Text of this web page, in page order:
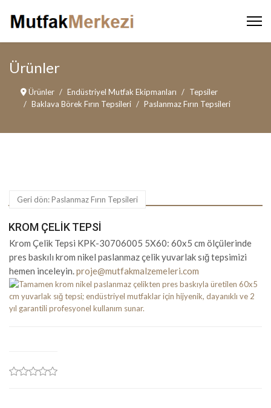
Ürünler
Ürünler Endüstriyel Mutfak Ekipmanları
Tepsiler
Baklava Börek Fırın Tepsileri
Paslanmaz Fırın Tepsileri
Geri dön: Paslanmaz Fırın Tepsileri
KROM ÇELIK TEPSI
Krom Çelik Tepsi KPK-30706005 5X60: 60x5 cm ölçülerinde
pres baskılı krom nikel paslanmaz çelik yuvarlak sığ tepsimizi
hemen inceleyin.proje@mutfakmalzemeleri.com